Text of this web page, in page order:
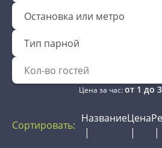
Остановка или метро
Тип парной
Цена за час:от 1 до
Сортировать:
НазваниеЦена